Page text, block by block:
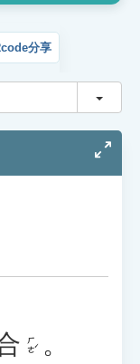
分享
切換
ㄏㄜˊ 。